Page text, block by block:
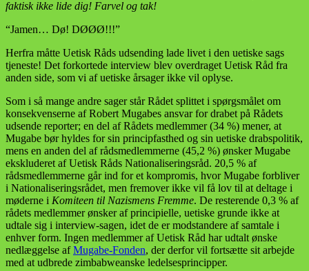
faktisk ikke lide dig! Farvel og tak!
“Jamen… Dø! DØØØ!!!”
Herfra måtte Uetisk Råds udsending lade livet i den uetiske sags
tjeneste! Det forkortede interview blev overdraget Uetisk Råd fra
anden side, som vi af uetiske årsager ikke vil oplyse.
Som i så mange andre sager står Rådet splittet i spørgsmålet om
konsekvenserne af Robert Mugabes ansvar for drabet på Rådets
udsende reporter; en del af Rådets medlemmer (34 %) mener, at
Mugabe bør hyldes for sin principfasthed og sin uetiske drabspolitik,
mens en anden del af rådsmedlemmerne (45,2 %) ønsker Mugabe
ekskluderet af Uetisk Råds Nationaliseringsråd. 20,5 % af
rådsmedlemmerne går ind for et kompromis, hvor Mugabe forbliver
i Nationaliseringsrådet, men fremover ikke vil få lov til at deltage i
møderne i Komiteen til Nazismens Fremme. De resterende 0,3 % af
rådets medlemmer ønsker af principielle, uetiske grunde ikke at
udtale sig i interview-sagen, idet de er modstandere af samtale i
enhver form. Ingen medlemmer af Uetisk Råd har udtalt ønske
nedlæggelse afMugabe-Fonden, der derfor vil fortsætte sit arbejde
med at udbrede zimbabweanske ledelsesprincipper.